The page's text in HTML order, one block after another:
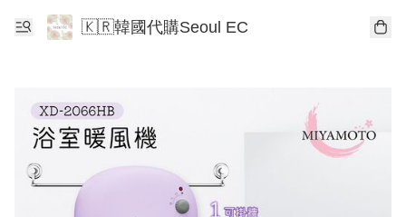
🇰🇷韓國代購Seoul EC